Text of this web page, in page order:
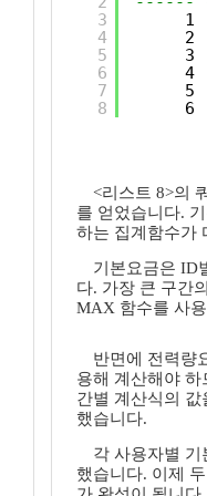
3
4
5
6
7
8
1
2
3
4
5
6
<리스트 8>의
를 얻었습니다.
하는 집계함수가
기본요금은 ID
다. 가장 큰 구간
MAX 함수를 사
반면에 전력량
용해 계산해야 하
간별 계산식의
했습니다.
각 사용자별
했습니다. 이제